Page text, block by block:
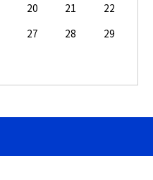
20 21
22
27 28
29